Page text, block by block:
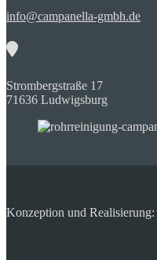
info@campanella-gmbh.de
Strombergstraße 17
71636 Ludwigsburg
Konzeption und Realisierung: